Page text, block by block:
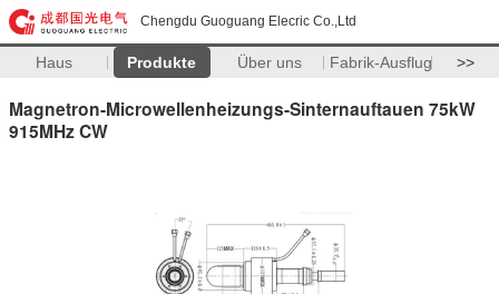
Chengdu Guoguang Elecric Co.,Ltd
Haus Produkte Über uns Fabrik-Ausflug >>
Magnetron-Microwellenheizungs-Sinternauftauen 75kW
915MHz CW